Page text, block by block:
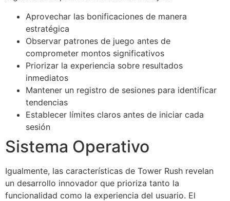
Aprovechar las bonificaciones de manera
estratégica
Observar patrones de juego antes de
comprometer montos significativos
Priorizar la experiencia sobre resultados
inmediatos
Mantener un registro de sesiones para identificar
tendencias
Establecer límites claros antes de iniciar cada
sesión
Sistema Operativo
Igualmente, las características de Tower Rush revelan
un desarrollo innovador que prioriza tanto la
funcionalidad como la experiencia del usuario. El